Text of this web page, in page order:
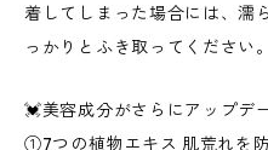
着してしまった場合には、濡
っかりとふき取ってください。
💓美容成分がさらにアップデ
①7つの植物エキス 肌荒れを